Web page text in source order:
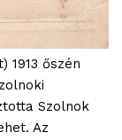
1913 őszén
Szolnok
Az